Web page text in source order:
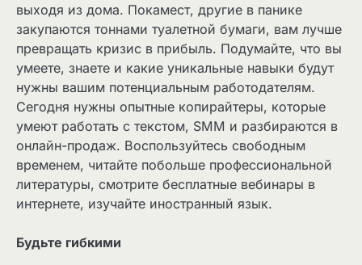
выходя из дома. Покамест, другие в панике
закупаются тоннами туалетной бумаги, вам лучше
превращать кризис в прибыль. Подумайте, что вы
умеете, знаете и какие уникальные навыки будут
нужны вашим потенциальным работодателям.
Сегодня нужны опытные копирайтеры, которые
умеют работать с текстом, SMM и разбираются в
онлайн-продаж. Воспользуйтесь свободным
временем, читайте побольше профессиональной
литературы, смотрите бесплатные вебинары в
интернете, изучайте иностранный язык.
Будьте гибкими